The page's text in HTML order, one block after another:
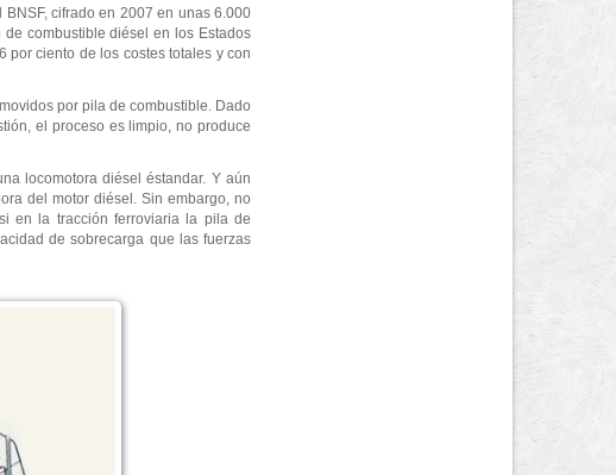
cifrado en 2007 en unas 6.000
combustible diésel en los Estados
por ciento de los costes totales y con
por pila de combustible. Dado
el proceso es limpio, no produce
locomotora diésel éstandar. Y aún
del motor diésel. Sin embargo, no
en la tracción ferroviaria la pila de
de sobrecarga que las fuerzas